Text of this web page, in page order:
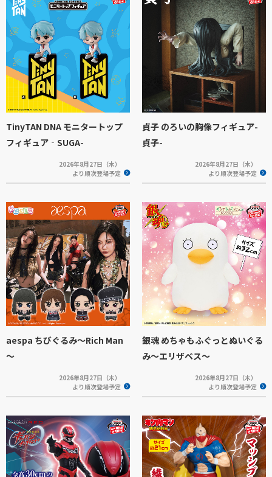
TinyTAN DNA モニタートップ
フィギュア‐SUGA-
2026年8月27日（木）
より順次登場予定
貞子 のろいの胸像フィギュア-
貞子-
2026年8月27日（木）
より順次登場予定
aespa ちびぐるみ～Rich Man
～
2026年8月27日（木）
より順次登場予定
銀魂 めちゃもふぐっとぬいぐる
み～エリザベス～
2026年8月27日（木）
より順次登場予定